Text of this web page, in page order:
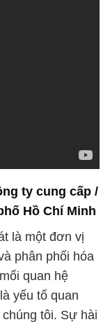
được đặt lên
sự phát triển
tới một
với môi trường.
phát triển và
bằng cách
độc đáo và hiệu